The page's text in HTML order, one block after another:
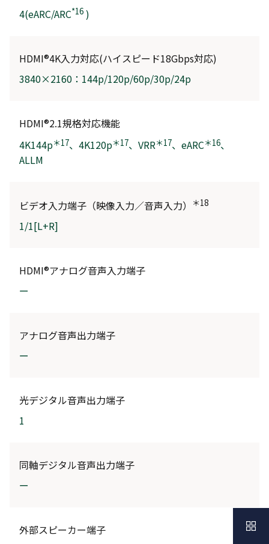
4(eARC/ARC*16 )
HDMI®4K入力対応(ハイスピード18Gbps対応)
3840×2160： 144p/120p/60p/30p/24p
HDMI®2.1規格対応機能
4K144p＊17、 4K120p＊17、VRR＊17、eARC＊16、
ALLM
ビデオ入力端子（映像入力／音声入力） ＊18
1/1[L+R]
HDMI®アナログ音声入力端子
ー
アナログ音声出力端子
ー
光デジタル音声出力端子
1
同軸デジタル音声出力端子
ー
外部スピーカー端子